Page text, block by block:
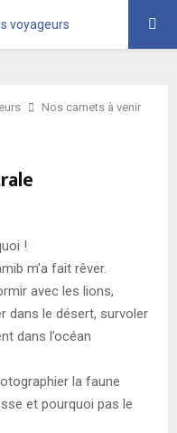
Nos carnets à venir
!
m’a fait rêver.
avec les lions,
dans le désert, survoler
dans l’océan
la faune
et pourquoi pas le